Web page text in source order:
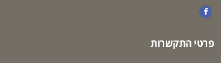
פרטי התקשרות